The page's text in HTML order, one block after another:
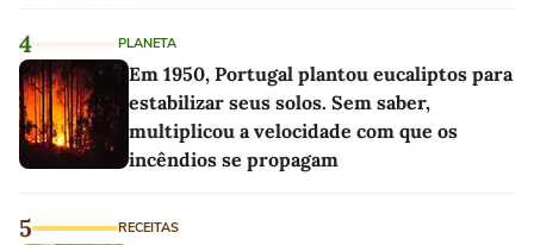
4 PLANETA
Em 1950, Portugal plantou eucaliptos para
estabilizar seus solos. Sem saber,
multiplicou a velocidade com que os
incêndios se propagam
5 RECEITAS